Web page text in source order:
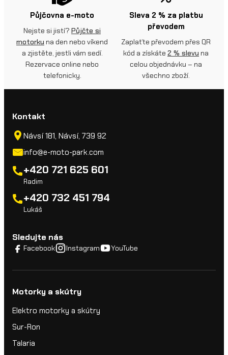
Půjčovna e-moto
Nejste si jistí? Půjčte si
motorku na den nebo víkend
a zjistěte, jestli vám sedí.
Rezervace online nebo
telefonicky.
Sleva 2 % za platbu
převodem
Zaplaťte převodem přes QR
kód a získáte 2 % slevu na
celou objednávku – na
všechno zboží.
Kontakt
Návsí 181, Návsí, 739 92
info@e-moto-park.com
+420 721 625 601
Radim
+420 732 451 794
Lukáš
Sledujte nás
Facebook Instagram YouTube
Motorky a skútry
Elektro motorky a skútry
Sur-Ron
Talaria